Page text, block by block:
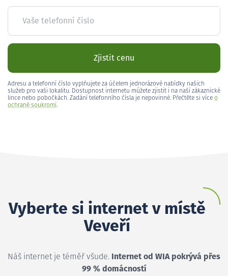
Vaše telefonní číslo
Zjistit cenu
Adresu a telefonní číslo vyplňujete za účelem jednorázové nabídky našich
služeb pro vaši lokalitu. Dostupnost internetu můžete zjistit i na naší zákaznické
lince nebo pobočkách. Zadání telefonního čísla je nepovinné. Přečtěte si více o
ochraně soukromí.
Vyberte si internet v místě
Veveří
Náš internet je téměř všude. Internet od WIA pokrývá přes
99 % domácností